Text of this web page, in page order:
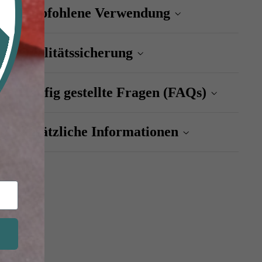
Empfohlene Verwendung
Qualitätssicherung
Häufig gestellte Fragen (FAQs)
Zusätzliche Informationen